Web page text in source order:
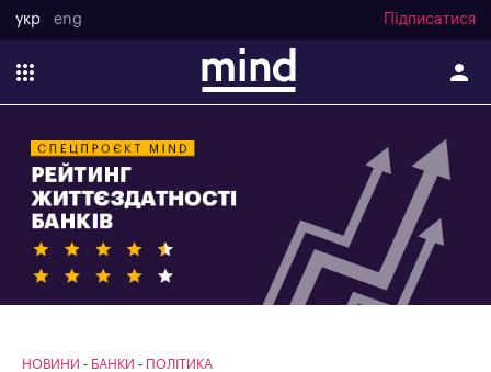
укр eng Підписатися
НОВИНИ БАНКИ ПОЛІТИКА